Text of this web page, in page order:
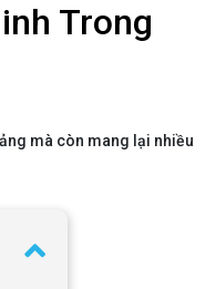
Trong
mà còn mang lại nhiều